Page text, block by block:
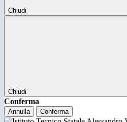
Chiudi
Chiudi
Conferma
Annulla Conferma